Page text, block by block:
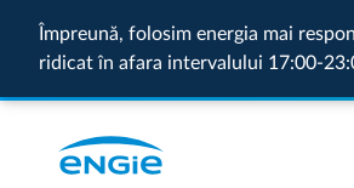
Împreună, folosim energia mai
ridicat în afara intervalului 17:00-